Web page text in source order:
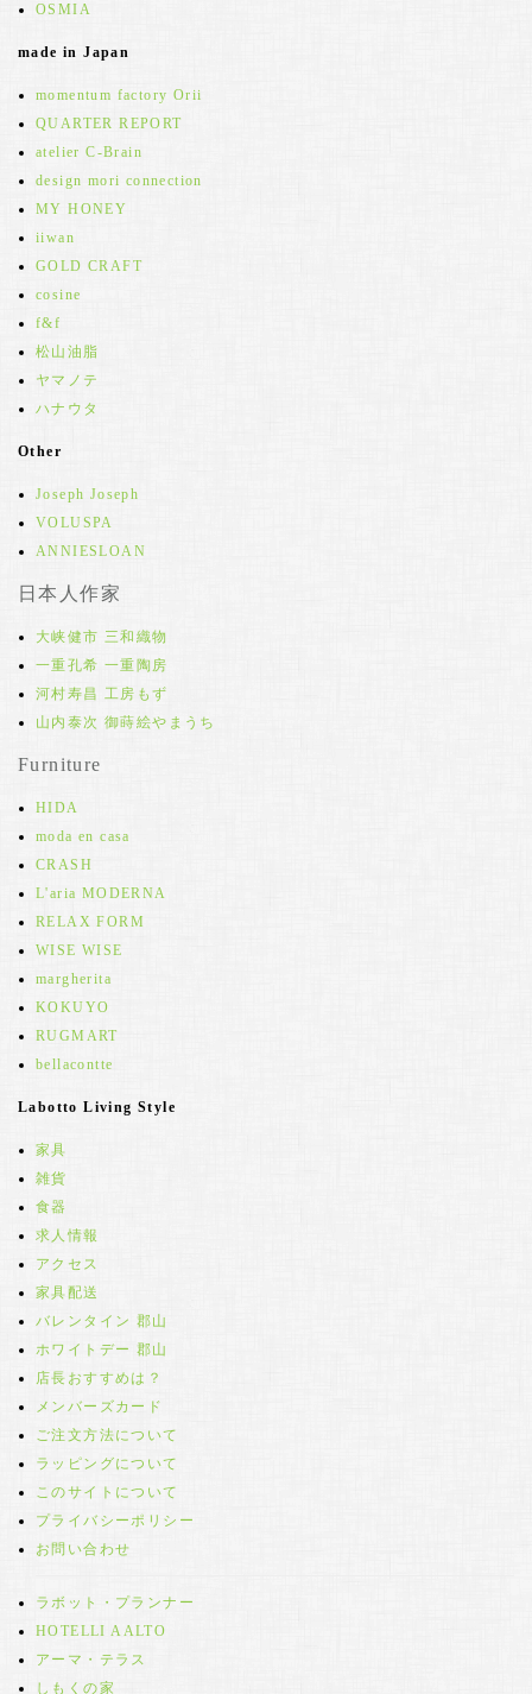
OSMIA
made in Japan
momentum factory Orii
QUARTER REPORT
atelier C-Brain
design mori connection
MY HONEY
iiwan
GOLD CRAFT
cosine
f&f
松山油脂
ヤマノテ
ハナウタ
Other
Joseph Joseph
VOLUSPA
ANNIESLOAN
日本人作家
大峡健市 三和織物
一重孔希 一重陶房
河村寿昌 工房もず
山内泰次 御蒔絵やまうち
Furniture
HIDA
moda en casa
CRASH
L'aria MODERNA
RELAX FORM
WISE WISE
margherita
KOKUYO
RUGMART
bellacontte
Labotto Living Style
家具
雑貨
食器
求人情報
アクセス
家具配送
バレンタイン 郡山
ホワイトデー 郡山
店長おすすめは？
メンバーズカード
ご注文方法について
ラッピングについて
このサイトについて
プライバシーポリシー
お問い合わせ
ラボット・プランナー
HOTELLI AALTO
アーマ・テラス
しもくの家